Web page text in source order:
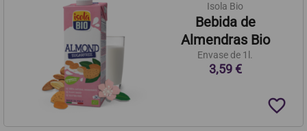
Isola Bio
Bebida de
Almendras Bio
Envase de 1l.
3,59 €
favorite_border